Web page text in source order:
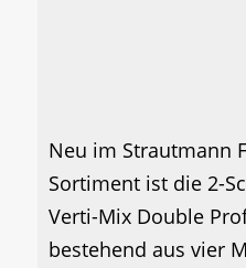
Neu im Strautmann
Sortiment ist die 2-
Verti-Mix Double
bestehend aus vier